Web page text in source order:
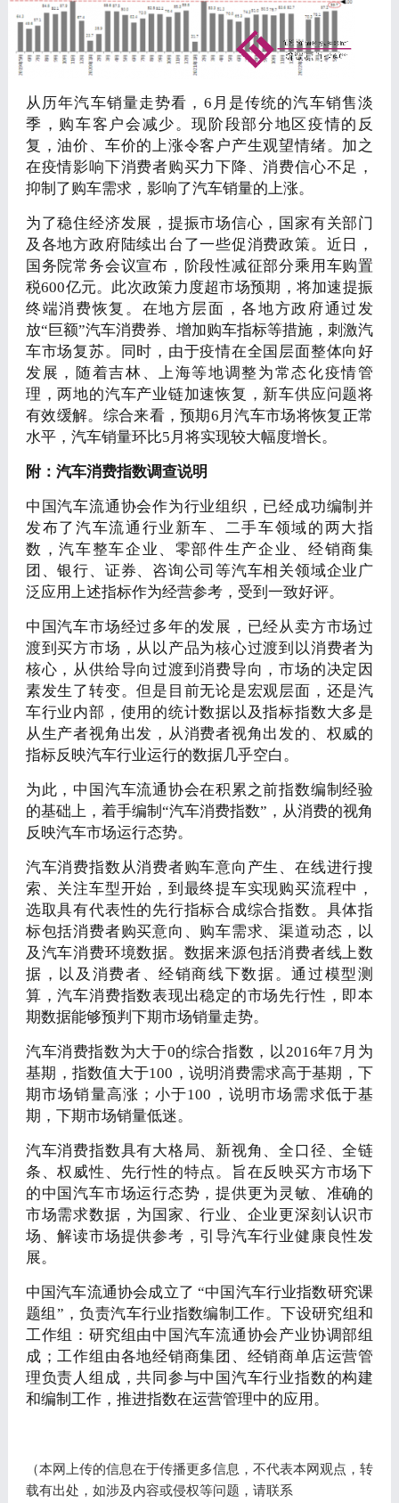
从历年汽车销量走势看，6月是传统的汽车销售淡
季，购车客户会减少。现阶段部分地区疫情的反
复，油价、车价的上涨令客户产生观望情绪。加之
在疫情影响下消费者购买力下降、消费信心不足，
抑制了购车需求，影响了汽车销量的上涨。
为了稳住经济发展，提振市场信心，国家有关部门
及各地方政府陆续出台了一些促消费政策。近日，
国务院常务会议宣布，阶段性减征部分乘用车购置
税600亿元。此次政策力度超市场预期，将加速提振
终端消费恢复。在地方层面，各地方政府通过发
放“巨额”汽车消费券、增加购车指标等措施，刺激汽
车市场复苏。同时，由于疫情在全国层面整体向好
发展，随着吉林、上海等地调整为常态化疫情管
理，两地的汽车产业链加速恢复，新车供应问题将
有效缓解。综合来看，预期6月汽车市场将恢复正常
水平，汽车销量环比5月将实现较大幅度增长。
附：汽车消费指数调查说明
中国汽车流通协会作为行业组织，已经成功编制并
发布了汽车流通行业新车、二手车领域的两大指
数，汽车整车企业、零部件生产企业、经销商集
团、银行、证券、咨询公司等汽车相关领域企业广
泛应用上述指标作为经营参考，受到一致好评。
中国汽车市场经过多年的发展，已经从卖方市场过
渡到买方市场，从以产品为核心过渡到以消费者为
核心，从供给导向过渡到消费导向，市场的决定因
素发生了转变。但是目前无论是宏观层面，还是汽
车行业内部，使用的统计数据以及指标指数大多是
从生产者视角出发，从消费者视角出发的、权威的
指标反映汽车行业运行的数据几乎空白。
为此，中国汽车流通协会在积累之前指数编制经验
的基础上，着手编制“汽车消费指数”，从消费的视角
反映汽车市场运行态势。
汽车消费指数从消费者购车意向产生、在线进行搜
索、关注车型开始，到最终提车实现购买流程中，
选取具有代表性的先行指标合成综合指数。具体指
标包括消费者购买意向、购车需求、渠道动态，以
及汽车消费环境数据。数据来源包括消费者线上数
据，以及消费者、经销商线下数据。通过模型测
算，汽车消费指数表现出稳定的市场先行性，即本
期数据能够预判下期市场销量走势。
汽车消费指数为大于0的综合指数，以2016年7月为
基期，指数值大于100，说明消费需求高于基期，下
期市场销量高涨；小于100，说明市场需求低于基
期，下期市场销量低迷。
汽车消费指数具有大格局、新视角、全口径、全链
条、权威性、先行性的特点。旨在反映买方市场下
的中国汽车市场运行态势，提供更为灵敏、准确的
市场需求数据，为国家、行业、企业更深刻认识市
场、解读市场提供参考，引导汽车行业健康良性发
展。
中国汽车流通协会成立了 “中国汽车行业指数研究课
题组”，负责汽车行业指数编制工作。下设研究组和
工作组：研究组由中国汽车流通协会产业协调部组
成；工作组由各地经销商集团、经销商单店运营管
理负责人组成，共同参与中国汽车行业指数的构建
和编制工作，推进指数在运营管理中的应用。
（本网上传的信息在于传播更多信息，不代表本网观点，转
载有出处，如涉及内容或侵权等问题，请联系